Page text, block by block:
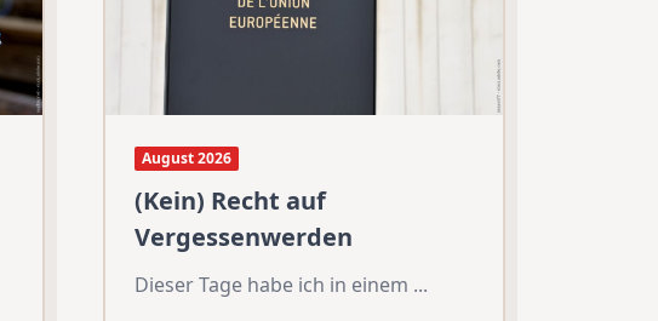
August 2026
(Kein) Recht auf
Vergessenwerden
Dieser Tage habe ich in einem ...